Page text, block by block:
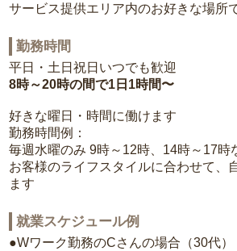
サービス提供エリア内のお好きな場所
勤務時間
平日・土日祝日いつでも歓迎
8時～20時の間で1日1時間〜
好きな曜日・時間に働けます
勤務時間例：
毎週水曜のみ 9時～12時、14時～17時
お客様のライフスタイルに合わせて、
ます
就業スケジュール例
●Wワーク勤務のCさんの場合（30代）